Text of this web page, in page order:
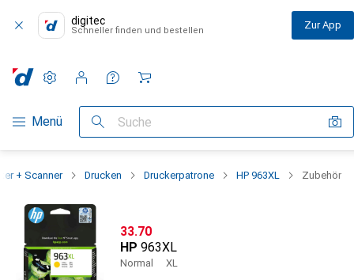
digitec
Schneller finden und bestellen Zur App
Navigation nach Kategorien
Menü Suche
Einstellungen
Kundenkonto
Vergleichslisten
Merklisten
Warenkorb
+ Scanner Drucken Druckerpatrone HP 963XL Zubehör
CHF
33.70
HP 963XL
Normal XL